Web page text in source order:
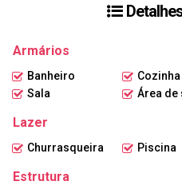
Agende já uma visita e venha se
Armários
Banheiro Cozinha
Sala
Área de
Lazer
Churrasqueira Piscina
Estrutura